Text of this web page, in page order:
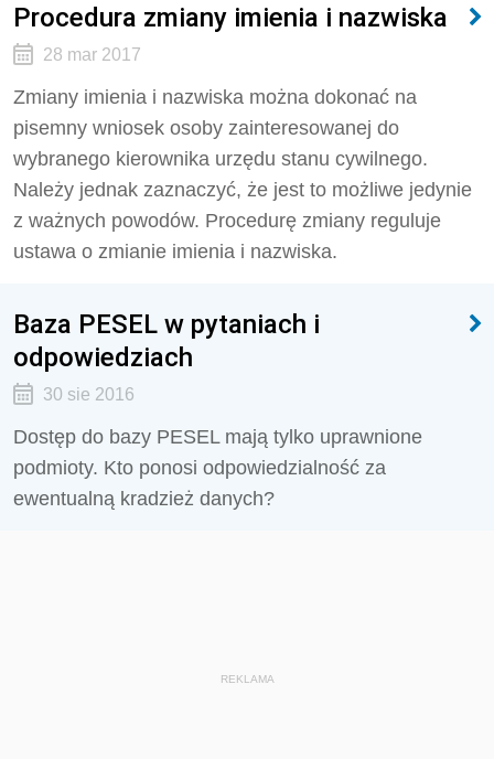
Procedura zmiany imienia i nazwiska
28 mar 2017
Zmiany imienia i nazwiska można dokonać na
pisemny wniosek osoby zainteresowanej do
wybranego kierownika urzędu stanu cywilnego.
Należy jednak zaznaczyć, że jest to możliwe jedynie
z ważnych powodów. Procedurę zmiany reguluje
ustawa o zmianie imienia i nazwiska.
Baza PESEL w pytaniach i
odpowiedziach
30 sie 2016
Dostęp do bazy PESEL mają tylko uprawnione
podmioty. Kto ponosi odpowiedzialność za
ewentualną kradzież danych?
REKLAMA